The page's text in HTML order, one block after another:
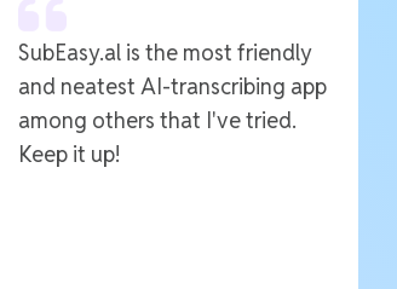
SubEasy.al is the most friendly
and neatest AI-transcribing app
among others that I've tried.
Keep it up!